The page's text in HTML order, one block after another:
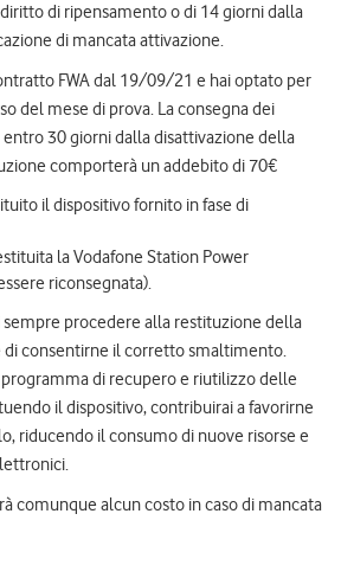
di ripensamento o di 14 giorni dalla
di mancata attivazione.
FWA dal 19/09/21 e hai optato per
del mese di prova. La consegna dei
30 giorni dalla disattivazione della
comporterà un addebito di 70€
il dispositivo fornito in fase di
la Vodafone Station Power
riconsegnata).
procedere alla restituzione della
di consentirne il corretto smaltimento.
di recupero e riutilizzo delle
il dispositivo, contribuirai a favorirne
riducendo il consumo di nuove risorse e
comunque alcun costo in caso di mancata